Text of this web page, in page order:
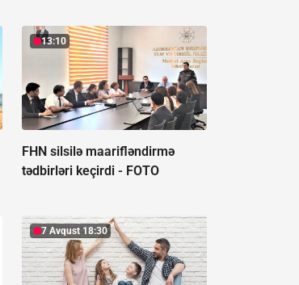
13:10
FHN silsilə maarifləndirmə
tədbirləri keçirdi - FOTO
7 Avqust 18:30